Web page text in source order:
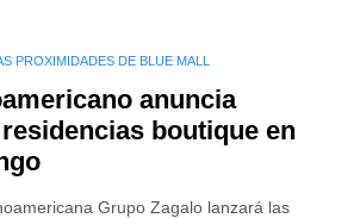
PROXIMIDADES DE BLUE MALL
anuncia
boutique en
Grupo Zagalo lanzará las